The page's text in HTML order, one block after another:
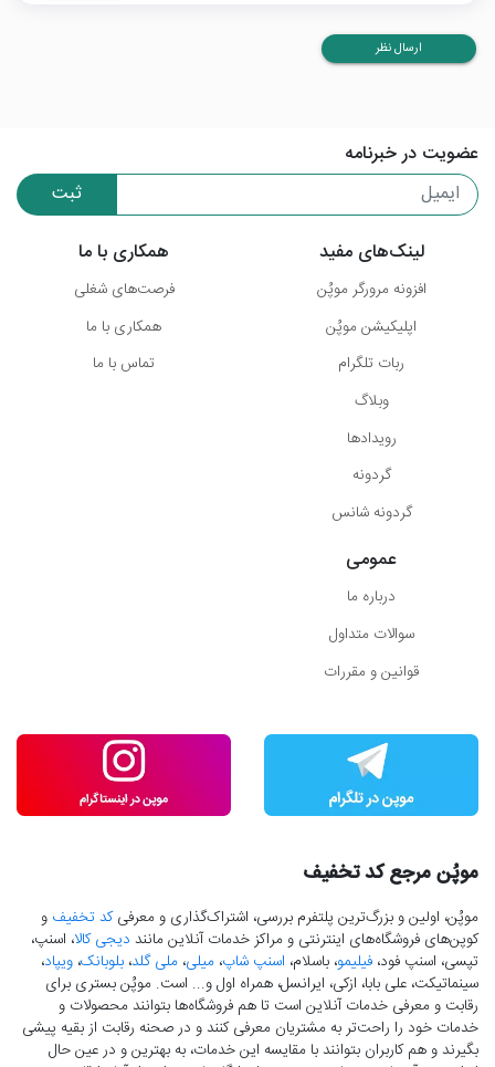
ارسال نظر
عضویت در خبرنامه
ثبت
لینک‌های مفید
افزونه مرورگر موپُن
اپلیکیشن موپُن
ربات تلگرام
وبلاگ
رویدادها
گردونه
گردونه شانس
همکاری با ما
فرصت‌های شغلی
همکاری با ما
تماس با ما
عمومی
درباره ما
سوالات متداول
قوانین و مقررات
موپُن مرجع کد تخفیف
موپُن، اولین و بزرگ‌ترین پلتفرم بررسی، اشتراک‌گذاری و معرفیکد تخفیف و
کوپن‌های فروشگاه‌های اینترنتی و مراکز خدمات آنلاین مانند دیجی کالا، اسنپ،
تپسی، اسنپ فود، فیلیمو، باسلام، اسنپ شاپ، میلی، ملی گلد، بلوبانک، ویپاد،
سینماتیکت، علی بابا، ازکی، ایرانسل، همراه اول و... است. موپُن بستری برای
رقابت و معرفی خدمات آنلاین است تا هم فروشگاه‌ها بتوانند محصولات و
خدمات خود را راحت‌تر به مشتریان معرفی کنند و در صحنه رقابت از بقیه پیشی
بگیرند و هم کاربران بتوانند با مقایسه این خدمات، به بهترین و در عین حال